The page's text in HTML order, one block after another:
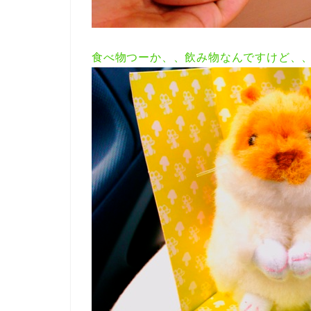
食べ物つーか、、飲み物なんですけど、